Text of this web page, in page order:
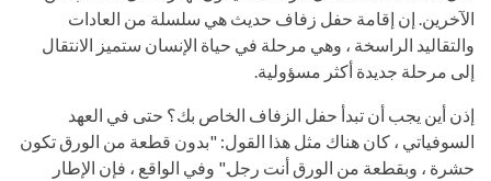
الآخرين. إن إقامة حفل زفاف حديث هي سلسلة من العادات
والتقاليد الراسخة ، وهي مرحلة في حياة الإنسان ستميز الانتقال
إلى مرحلة جديدة أكثر مسؤولية.
إذن أين يجب أن تبدأ حفل الزفاف الخاص بك؟ حتى في العهد
السوفياتي ، كان هناك مثل هذا القول: "بدون قطعة من الورق تكون
حشرة ، وبقطعة من الورق أنت رجل." وفي الواقع ، فإن الإطار